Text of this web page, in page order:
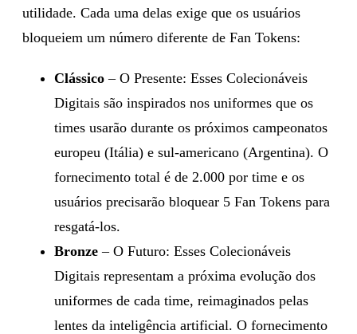
utilidade. Cada uma delas exige que os usuários
bloqueiem um número diferente de Fan Tokens:
Clássico – O Presente: Esses Colecionáveis
Digitais são inspirados nos uniformes que os
times usarão durante os próximos campeonatos
europeu (Itália) e sul-americano (Argentina). O
fornecimento total é de 2.000 por time e os
usuários precisarão bloquear 5 Fan Tokens para
resgatá-los.
Bronze– O Futuro: Esses Colecionáveis
Digitais representam a próxima evolução dos
uniformes de cada time, reimaginados pelas
lentes da inteligência artificial. O fornecimento